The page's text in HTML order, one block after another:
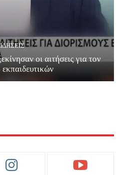
οι αιτήσεις για τον
εκπαιδευτικών